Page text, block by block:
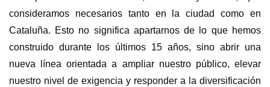
consideramos necesarios tanto en la ciudad como en
Cataluña. Esto no significa apartarnos de lo que hemos
construido durante los últimos 15 años, sino abrir una
nueva línea orientada a ampliar nuestro público, elevar
nuestro nivel de exigencia y responder a la diversificación